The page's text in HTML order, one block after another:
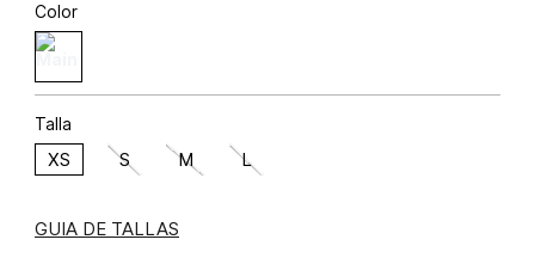
Color
Talla
XS S M L
GUIA DE TALLAS